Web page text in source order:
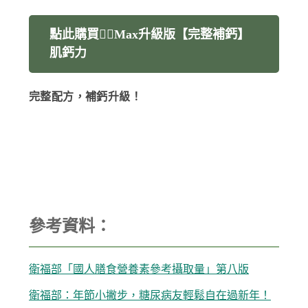
點此購買👉🏻Max升級版【完整補鈣】
肌鈣力
完整配方，補鈣升級！
參考資料：
衛福部「國人膳食營養素參考攝取量」第八版
衛福部：年節小撇步，糖尿病友輕鬆自在過新年！